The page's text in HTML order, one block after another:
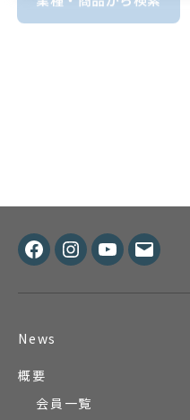
FacebookInstagramYoutube
メ
ル
News
概要
会員一覧